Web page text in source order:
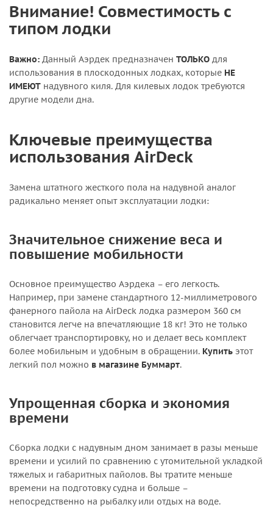
Внимание! Совместимость с
типом лодки
Важно: Данный Аэрдек предназначен ТОЛЬКО для
использования в плоскодонных лодках, которые НЕ
ИМЕЮТ надувного киля. Для килевых лодок требуются
другие модели дна.
Ключевые преимущества
использования AirDeck
Замена штатного жесткого пола на надувной аналог
радикально меняет опыт эксплуатации лодки:
Значительное снижение веса и
повышение мобильности
Основное преимущество Аэрдека – его легкость.
Например, при замене стандартного 12-миллиметрового
фанерного пайола на AirDeck лодка размером 360 см
становится легче на впечатляющие 18 кг! Это не только
облегчает транспортировку, но и делает весь комплект
более мобильным и удобным в обращении. Купить этот
легкий пол можно в магазине Буммарт.
Упрощенная сборка и экономия
времени
Сборка лодки с надувным дном занимает в разы меньше
времени и усилий по сравнению с утомительной укладкой
тяжелых и габаритных пайолов. Вы тратите меньше
времени на подготовку судна и больше –
непосредственно на рыбалку или отдых на воде.